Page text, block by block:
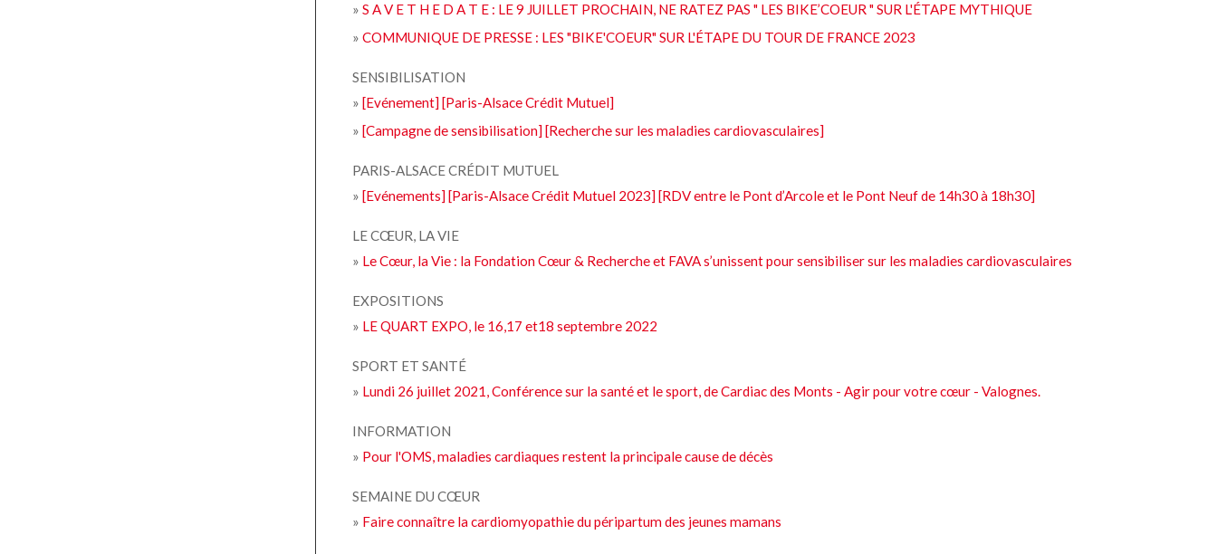
»S A V E T H E D A T E : LE 9 JUILLET PROCHAIN, NE RATEZ PAS " LES BIKE’COEUR " SUR L'ÉTAPE MYTHIQUE
»COMMUNIQUE DE PRESSE : LES "BIKE'COEUR" SUR L'ÉTAPE DU TOUR DE FRANCE 2023
SENSIBILISATION
»[Evénement] [Paris-Alsace Crédit Mutuel]
»[Campagne de sensibilisation] [Recherche sur les maladies cardiovasculaires]
PARIS-ALSACE CRÉDIT MUTUEL
»[Evénements] [Paris-Alsace Crédit Mutuel 2023] [RDV entre le Pont d’Arcole et le Pont Neuf de 14h30 à 18h30]
LE CŒUR, LA VIE
» Le Cœur, la Vie : la Fondation Cœur & Recherche et FAVA s’unissent pour sensibiliser sur les maladies cardiovasculaires
EXPOSITIONS
» LE QUART EXPO, le 16,17 et18 septembre 2022
SPORT ET SANTÉ
» Lundi 26 juillet 2021, Conférence sur la santé et le sport, de Cardiac des Monts - Agir pour votre cœur - Valognes.
INFORMATION
» Pour l'OMS, maladies cardiaques restent la principale cause de décès
SEMAINE DU CŒUR
» Faire connaître la cardiomyopathie du péripartum des jeunes mamans